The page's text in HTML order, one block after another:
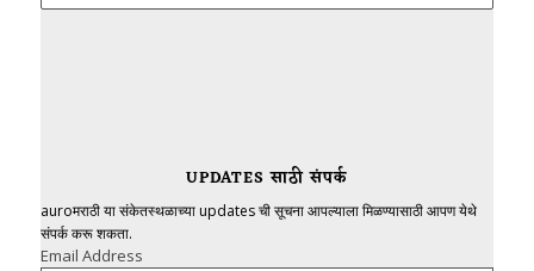
UPDATES साठी संपर्क
auroमराठी या संकेतस्थळाच्या updates ची सूचना आपल्याला मिळण्यासाठी आपण येथे
संपर्क करू शकता.
Email Address